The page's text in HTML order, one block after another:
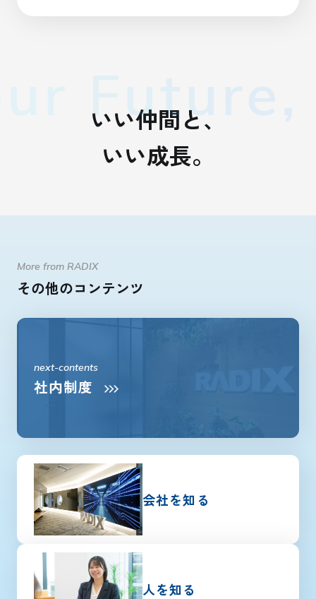
いい仲間と、
いい成長。
Future,
その他のコンテンツ
More from RADIX
next-contents
社内制度
会社を知る
人を知る